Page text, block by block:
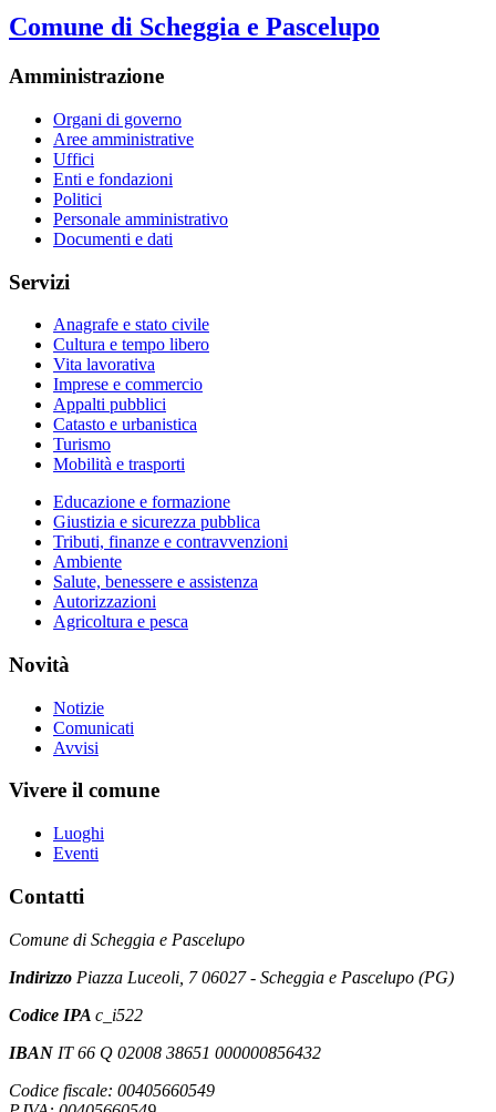
Comune di Scheggia e Pascelupo
Amministrazione
Organi di governo
Aree amministrative
Uffici
Enti e fondazioni
Politici
Personale amministrativo
Documenti e dati
Servizi
Anagrafe e stato civile
Cultura e tempo libero
Vita lavorativa
Imprese e commercio
Appalti pubblici
Catasto e urbanistica
Turismo
Mobilità e trasporti
Educazione e formazione
Giustizia e sicurezza pubblica
Tributi, finanze e contravvenzioni
Ambiente
Salute, benessere e assistenza
Autorizzazioni
Agricoltura e pesca
Novità
Notizie
Comunicati
Avvisi
Vivere il comune
Luoghi
Eventi
Contatti
Comune di Scheggia e Pascelupo
Indirizzo Piazza Luceoli, 7 06027 - Scheggia e Pascelupo (PG)
Codice IPA c_i522
IBAN IT 66 Q 02008 38651 000000856432
Codice fiscale: 00405660549